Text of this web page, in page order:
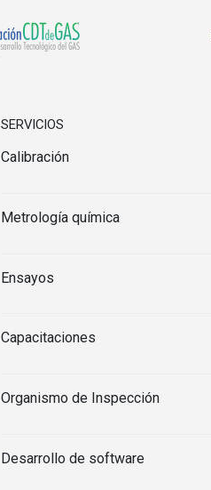
SERVICIOS
Calibración
Metrología química
Ensayos
Capacitaciones
Organismo de Inspección
Desarrollo de software